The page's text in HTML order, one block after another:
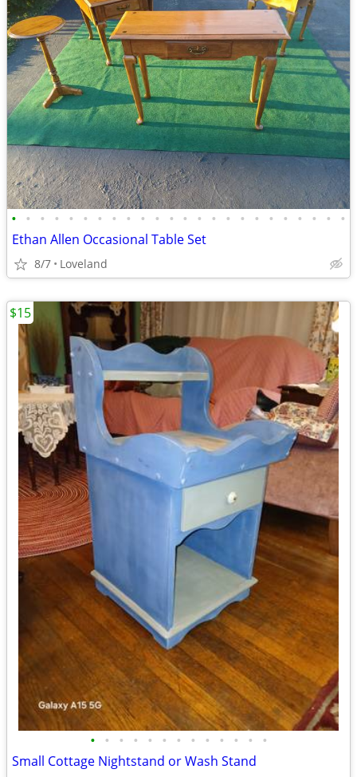
• • • • • • • • • • • • • • • • • • • • • • • •
Ethan Allen Occasional Table Set
8/7 Loveland
• • • • • • • • • • • • •
Small Cottage Nightstand or Wash Stand
$15